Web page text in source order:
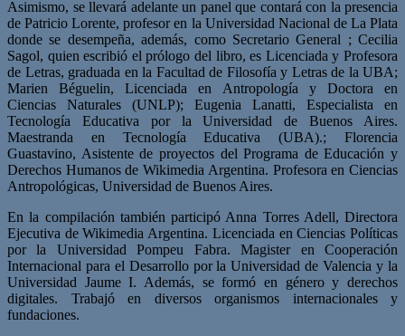
Asimismo, se llevará adelante un panel que contará con la presencia
de Patricio Lorente, profesor en la Universidad Nacional de La Plata
donde se desempeña, además, como Secretario General ; Cecilia
Sagol, quien escribió el prólogo del libro, es Licenciada y Profesora
de Letras, graduada en la Facultad de Filosofía y Letras de la UBA;
Marien Béguelin, Licenciada en Antropología y Doctora en
Ciencias Naturales (UNLP); Eugenia Lanatti, Especialista en
Tecnología Educativa por la Universidad de Buenos Aires.
Maestranda en Tecnología Educativa (UBA).; Florencia
Guastavino, Asistente de proyectos del Programa de Educación y
Derechos Humanos de Wikimedia Argentina. Profesora en Ciencias
Antropológicas, Universidad de Buenos Aires.
En la compilación también participó Anna Torres Adell, Directora
Ejecutiva de Wikimedia Argentina. Licenciada en Ciencias Políticas
por la Universidad Pompeu Fabra. Magister en Cooperación
Internacional para el Desarrollo por la Universidad de Valencia y la
Universidad Jaume I. Además, se formó en género y derechos
digitales. Trabajó en diversos organismos internacionales y
fundaciones.